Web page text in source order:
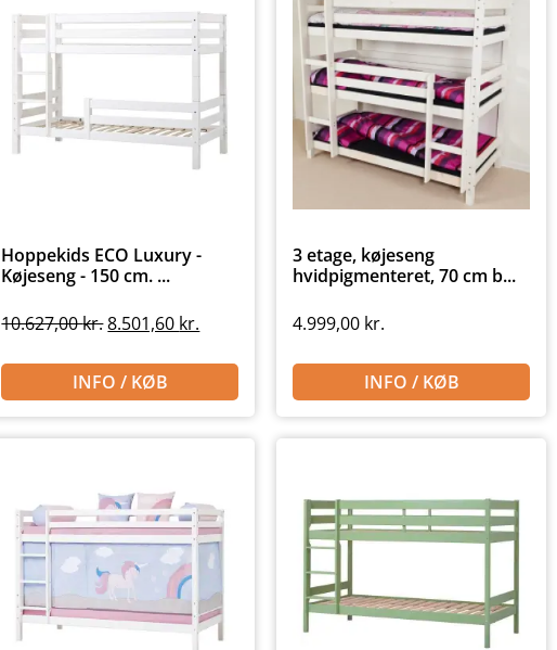
Hoppekids ECO Luxury -
Køjeseng - 150 cm. ...
10.627,00kr.8.501,60 kr.
INFO / KØB
3 etage, køjeseng
hvidpigmenteret, 70 cm b...
4.999,00 kr.
INFO / KØB